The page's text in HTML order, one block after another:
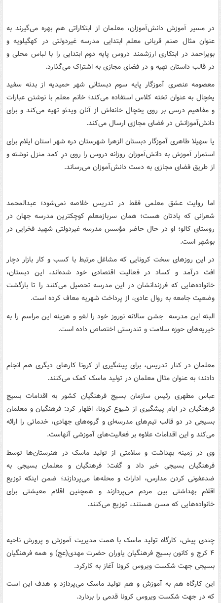
در مسیر آموزش دانش‌آموزان، معلمان از ابتکاراتی هم بهره می‌گیرند به
عنوان مثال صنم قربانی معلم ابتدایی مدرسه غیردولتی در کهگیلویه و
بویراحمد در ابتکاری ارزشمند دروس پایه دوم ابتدایی را با لباس محلی و
در قالب داستان تهیه و در فضای مجازی به اشتراک می‌گذارد.
معصومه عنصری آموزگار پایه سوم دبستانی شهر حمیدیه از بدنه سفید
یخچال به‌ عنوان تخته کلاس استفاده می‌کند؛ خانم معلم با نوشتن عبارات
و مفاهیم درسی بر روی یخچال خانه‌اش از آنان ویدئو تهیه می‌کند و برای
دانش‌آموزانش در فضای مجازی ارسال می‌کند.
یا سهیلا طاهری آموزگار دبستان الزهرا شهرستان دره شهر استان ایلام برای
استمرار آموزش به دانش‌آموزان روزانه دروس را روی درِ کمد منزل نوشته و
از طریق فضای مجازی به دست دانش‌آموزان می‌رساند.
اما روایت عشق معلمی فقط در تدریس خلاصه نمی‌شود؛ عبدالمحمد
شعرانی که یادتان هست؛ همان سربازمعلم کوچکترین مدرسه جهان در
روستای کالو؛ او در حال حاضر مؤسس مدرسه غیردولتی شهید فخرایی در
بوشهر است.
در این روزهای سخت کرونایی که مشاغل مرتبط با کسب و کار بازار دچار
افت درآمد و کساد در فعالیت اقتصادی خود شده‌اند، این دبستان،
خانواده‌هایی که فرزندانشان در این مدرسه تحصیل می‌کنند را تا بازگشت
وضعیت جامعه به روال عادی، از پرداخت شهریه معاف کرده است.
البته این مدرسه جشن سالانه نوروز خود را لغو و هزینه این مراسم را به
خیریه‌های حوزه سلامت و تندرستی اختصاص داده است.
معلمان در کنار تدریس، برای پیشگیری از کرونا کارهای دیگری هم انجام
دادند؛ به عنوان مثال معلمان در تولید ماسک کمک می‌کنند.
عباس مطهری رئیس سازمان بسیج فرهنگیان کشور به اقدامات بسیج
فرهنگیان در ایام پیشگیری از شیوع کرونا، اظهار کرد: فرهنگیان و معلمان
بسیجی در دو قالب تیم‌های مدرسه‌ای و گروه‌های جهادی، خدماتی را ارائه
می‌کند و این اقدامات علاوه بر فعالیت‌های آموزشی آنهاست.
وی در زمینه بهداشت و سلامتی از تولید ماسک در هنرستان‌ها توسط
فرهنگیان بسیجی خبر داد و گفت: فرهنگیان و معلمان بسیجی به
ضدعفونی کردن مدارس، ادارات و محله‌ها می‌پردازند؛ ضمن اینکه توزیع
اقلام بهداشتی بین مردم می‌پردازند و همچنین اقلام معیشتی برای
خانواده‌هایی که مسن هستند، توزیع می‌کنند.
چندی پیش، کارگاه تولید ماسک با همت مدیریت آموزش و پرورش ناحیه
۴ کرج و کانون بسیج فرهنگیان یاوران حضرت مهدی(عج) و همه فرهنگیان
بسیجی جهت شکست ویروس کرونا آغاز به کارکرد.
این کارگاه هم به آموزش و هم تولید ماسک می‌پردازد و هدف این است
که در جهت شکست ویروس کرونا قدمی را بردارد.